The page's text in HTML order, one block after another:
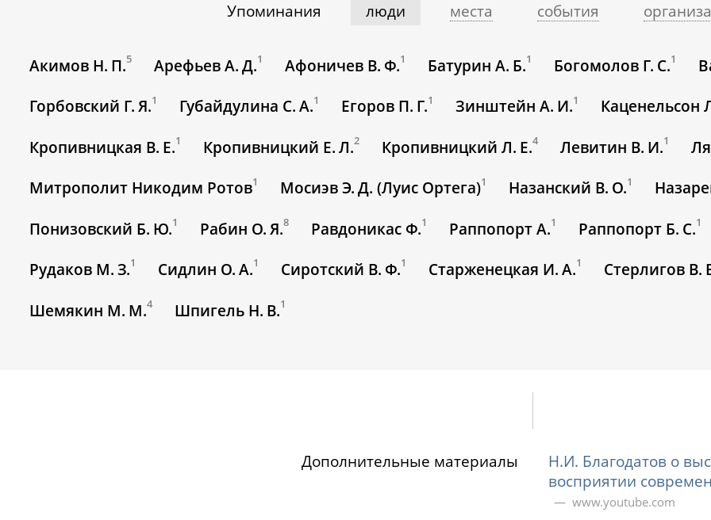
Упоминания люди места события
Акимов Н. П.5 Арефьев А. Д.1 Афоничев В. Ф.1 Батурин А. Б.1 Богомолов Г. С.1
Горбовский Г. Я.1 Губайдулина С. А.1 Егоров П. Г.1 Зинштейн А. И.1 Каценельсон
Кропивницкая В. Е.1 Кропивницкий Е. Л.2 Кропивницкий Л. Е.4 Левитин В. И.1
Митрополит Никодим Ротов1 Мосиэв Э. Д. (Луис Ортега)1 Назанский В. О.1
Понизовский Б. Ю.1 Рабин О. Я.8 Равдоникас Ф.1 Раппопорт А.1 Раппопорт Б. С.1
Рудаков М. З.1 Сидлин О. А.1 Сиротский В. Ф.1 Старженецкая И. А.1 Стерлигов В.
Шемякин М. М.4 Шпигель Н. В.1
Дополнительные материалы
Н.И. Благодатов о
восприятии
www.youtube.com